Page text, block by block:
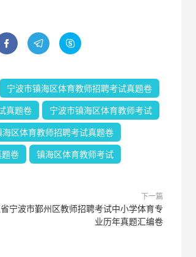
  
宁波市镇海区体育教师招聘考试真题卷
真题卷 宁波市镇海区体育教师考试
海区体育教师招聘考试真题卷
卷 镇海区体育教师考试
下一篇
宁波市鄞州区教师招聘考试中小学体育专
业历年真题汇编卷